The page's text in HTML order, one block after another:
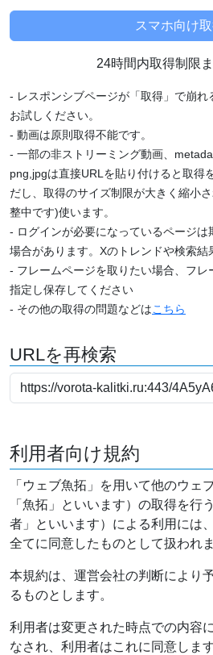
24時間内取得制限
- レスポンシブページが「取得」で崩れ
お試しください。
- 動画は原則取得不能です。
- 一部の非ストリーミング動画、
png,jpgは直接URLを貼り付けると取得
だし、取得のサイズ制限が大きく縮小
整中です)使います。
- ログインが必要になっているページ
場合があります。Xのトレンドや検索結
- フレームページを取りたい場合、フレ
指定し保存してください
- その他の取得の問題などはこちら
URLを再検索
利用者向け規約
「ウェブ魚拓」を用いて他のウェ
「魚拓」といいます）の取得を行
者」といいます）による利用には
全てに同意したものとして扱われま
本規約は、運営会社の判断により
るものとします。
利用者は変更された時点での内容
なされ、利用者はこれに同意します